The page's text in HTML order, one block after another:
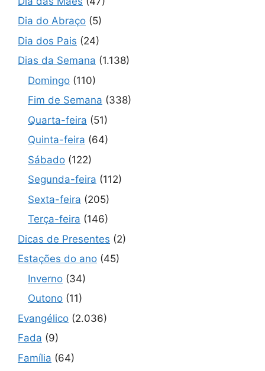
Dia do Abraço (5)
Dia dos Pais (24)
Dias da Semana (1.138)
Domingo (110)
Fim de Semana (338)
Quarta-feira (51)
Quinta-feira (64)
Sábado (122)
Segunda-feira (112)
Sexta-feira (205)
Terça-feira (146)
Dicas de Presentes (2)
Estações do ano (45)
Inverno (34)
Outono (11)
Evangélico (2.036)
Fada (9)
Família (64)